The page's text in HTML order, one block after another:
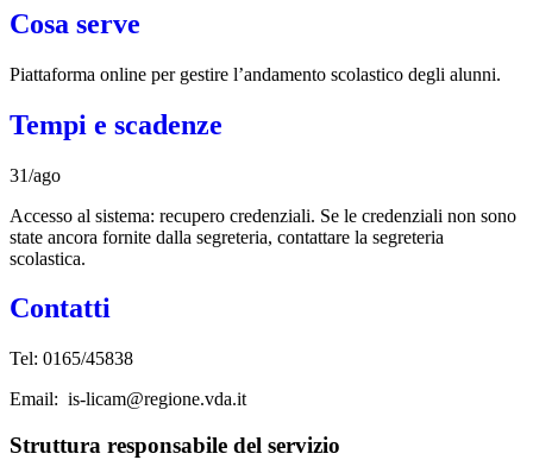
Cosa serve
Piattaforma online per gestire l’andamento scolastico degli alunni.
Tempi e scadenze
31/ago
Accesso al sistema: recupero credenziali. Se le credenziali non sono
state ancora fornite dalla segreteria, contattare la segreteria
scolastica.
Contatti
Tel: 0165/45838
Email: is-licam@regione.vda.it
Struttura responsabile del servizio